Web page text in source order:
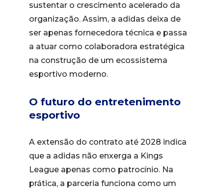
sustentar o crescimento acelerado da
organização. Assim, a adidas deixa de
ser apenas fornecedora técnica e passa
a atuar como colaboradora estratégica
na construção de um ecossistema
esportivo moderno.
O futuro do entretenimento
esportivo
A extensão do contrato até 2028 indica
que a adidas não enxerga a Kings
League apenas como patrocínio. Na
prática, a parceria funciona como um